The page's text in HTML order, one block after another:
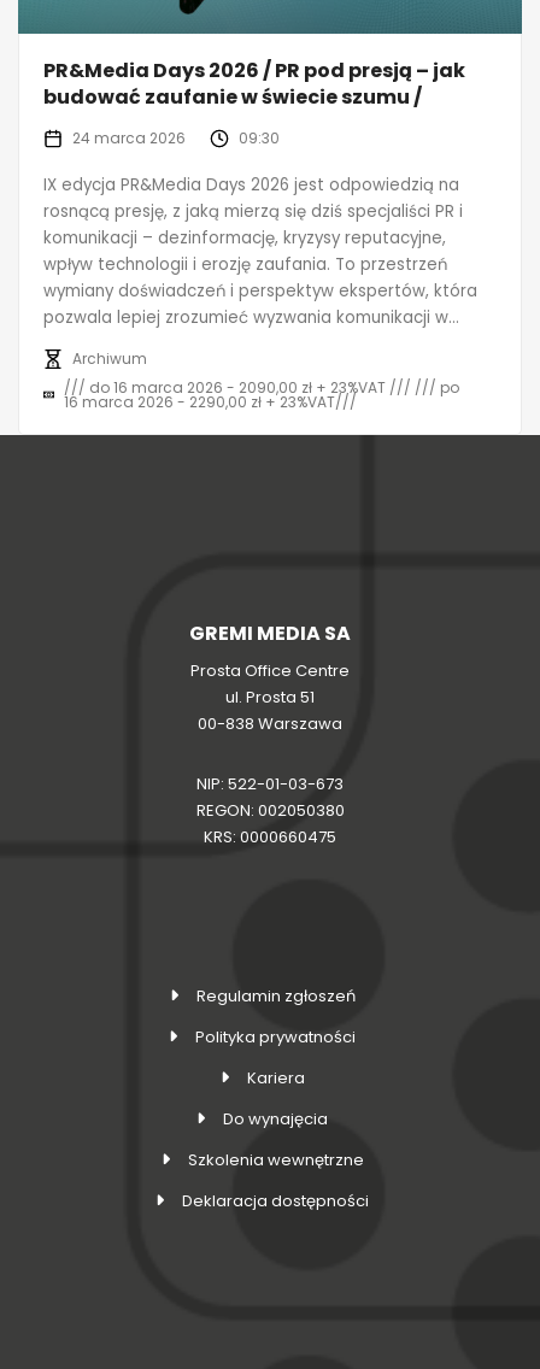
PR&Media Days 2026 / PR pod presją – jak
budować zaufanie w świecie szumu /
24 marca 2026 09:30
IX edycja PR&Media Days 2026 jest odpowiedzią na
rosnącą presję, z jaką mierzą się dziś specjaliści PR i
komunikacji – dezinformację, kryzysy reputacyjne,
wpływ technologii i erozję zaufania. To przestrzeń
wymiany doświadczeń i perspektyw ekspertów, która
pozwala lepiej zrozumieć wyzwania komunikacji w...
Archiwum
/// do 16 marca 2026 - 2090,00 zł + 23%VAT /// /// po
16 marca 2026 - 2290,00 zł + 23%VAT///
GREMI MEDIA SA
Prosta Office Centre
ul. Prosta 51
00-838 Warszawa
NIP: 522-01-03-673
REGON: 002050380
KRS: 0000660475
Regulamin zgłoszeń
Polityka prywatności
Kariera
Do wynajęcia
Szkolenia wewnętrzne
Deklaracja dostępności